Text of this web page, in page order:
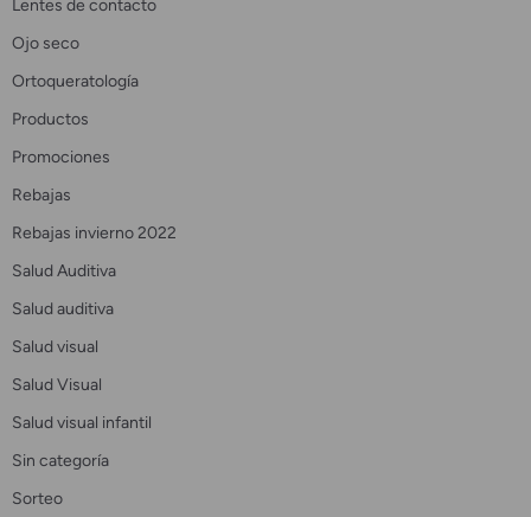
Lentes de contacto
Ojo seco
Ortoqueratología
Productos
Promociones
Rebajas
Rebajas invierno 2022
Salud Auditiva
Salud auditiva
Salud visual
Salud Visual
Salud visual infantil
Sin categoría
Sorteo